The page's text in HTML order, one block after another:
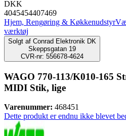
DKK
4045454407469
Hjem, Rengøring & Køkkenudstyr
værktøj
Solgt af Conrad Elektronik DK
Skeppsgatan 19
CVR-nr: 556678-4624
WAGO 770-113/K010-165
MIDI Stik, lige
Varenummer: 468451
Dette produkt er endnu ikke blevet